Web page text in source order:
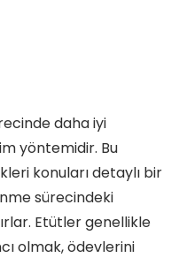
daha iyi
yöntemidir. Bu
konuları detaylı bir
sürecindeki
Etütler genellikle
olmak, ödevlerini